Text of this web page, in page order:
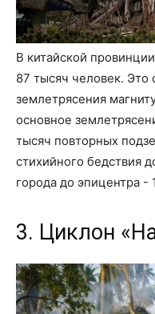
В китайской
87 тысяч человек. Это
землетрясения
основное
тысяч повторных
стихийного бедствия
города до эпицентра -
3. Циклон